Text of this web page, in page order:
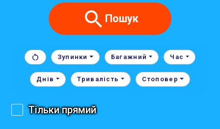
Пошук
Зупинки Багажний Час
Днів Тривалість Стоповер
Тільки прямий